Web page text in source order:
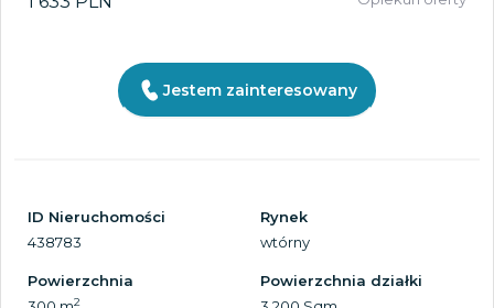
Jestem zainteresowany
ID Nieruchomości
438783
Rynek
wtórny
Powierzchnia
2
Powierzchnia działki